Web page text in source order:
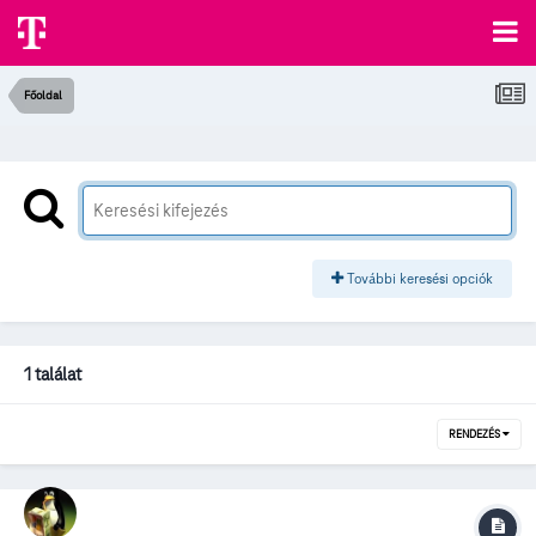
Főoldal
További keresési opciók
1 találat
RENDEZÉS